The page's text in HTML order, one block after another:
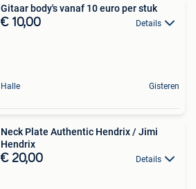
Gitaar body's vanaf 10 euro per stuk
€ 10,00 Details
Halle Gisteren
Neck Plate Authentic Hendrix / Jimi
Hendrix
€ 20,00 Details